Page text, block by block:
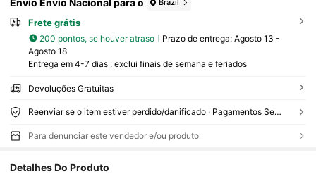
Frete grátis
200 pontos, se houver atraso Prazo de entrega: Agosto 13 -
Agosto 18
Entrega em 4-7 dias : exclui finais de semana e feriados
Devoluções Gratuitas
Reenviar se o item estiver perdido/danificado · Pagamentos Seguros · Proteção de privacidade
Para denunciar este vendedor e/ou produto
Detalhes Do Produto